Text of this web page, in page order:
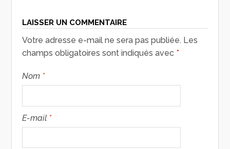
LAISSER UN COMMENTAIRE
Votre adresse e-mail ne sera pas publiée. Les
champs obligatoires sont indiqués avec *
Nom *
E-mail *